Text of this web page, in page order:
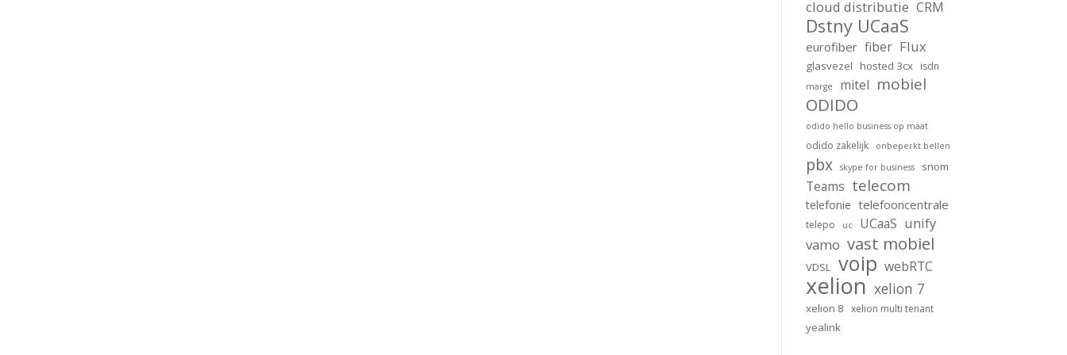
cloud distributie CRM
Dstny UCaaS
eurofiber fiber Flux
glasvezel hosted 3cx isdn
marge mitel mobiel
ODIDO
odido hello business op maat
odido zakelijk onbeperkt bellen
pbx skype for business snom
Teams telecom
telefonie telefooncentrale
telepo uc UCaaS unify
vamo vast mobiel
VDSL voip webRTC
xelion xelion 7
xelion 8 xelion multi tenant
yealink